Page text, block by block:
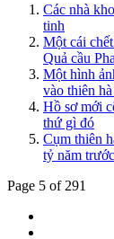
Các nhà
tinh
Một cái
Quả cầu
Một hình
vào thiên
Hồ sơ mới
thứ gì đó
Cụm thiên
tỷ năm trước
Page 5 of 291